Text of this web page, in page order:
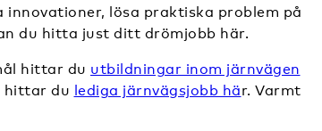
lösa praktiska problem på
du hitta just ditt drömjobb här.
hittar du utbildningar inom järnvägen
hittar du lediga järnvägsjobb här. Varmt